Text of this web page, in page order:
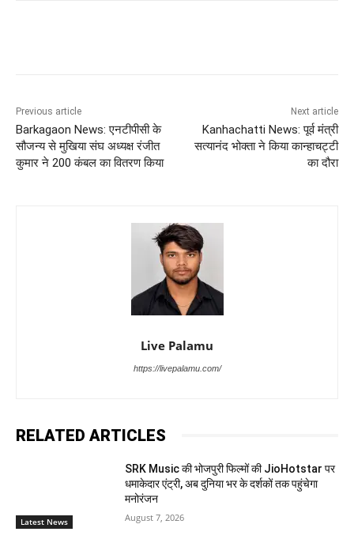
Previous article
Barkagaon News: एनटीपीसी के
सौजन्य से मुखिया संघ अध्यक्ष रंजीत
कुमार ने 200 कंबल का वितरण किया
Next article
Kanhachatti News: पूर्व मंत्री
सत्यानंद भोक्ता ने किया कान्हाचट्टी
का दौरा
Live Palamu
https://livepalamu.com/
RELATED ARTICLES
Latest News
SRK Music की भोजपुरी फिल्मों की JioHotstar पर
धमाकेदार एंट्री, अब दुनिया भर के दर्शकों तक पहुंचेगा
मनोरंजन
August 7, 2026